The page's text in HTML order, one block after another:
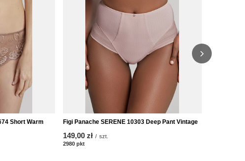
Short Warm
Figi Panache SERENE 10303 Deep Pant Vintage
149,00 zł / szt.
2980 pktpunktów